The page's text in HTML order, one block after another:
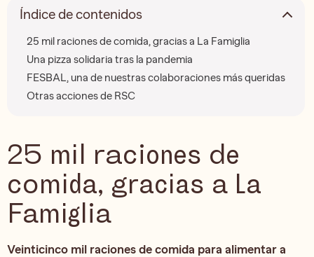
Índice de contenidos
25 mil raciones de comida, gracias a La Famiglia
Una pizza solidaria tras la pandemia
FESBAL, una de nuestras colaboraciones más queridas
Otras acciones de RSC
25 mil raciones de
comida, gracias a La
Famiglia
Veinticinco mil raciones de comida para alimentar a